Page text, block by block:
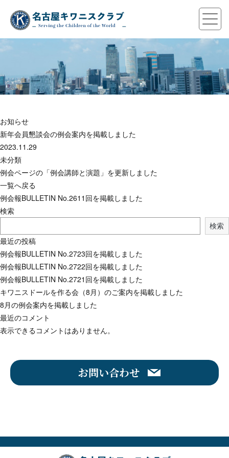
お知らせ
新年会員懇談会の例会案内を掲載しました
2023.11.29
未分類
例会ページの「例会講師と演題」を更新しました
一覧へ戻る
例会報BULLETIN No.2611回を掲載しました
検索
検索
最近の投稿
例会報BULLETIN No.2723回を掲載しました
例会報BULLETIN No.2722回を掲載しました
例会報BULLETIN No.2721回を掲載しました
キワニスドールを作る会（8月）のご案内を掲載しました
8月の例会案内を掲載しました
最近のコメント
表示できるコメントはありません。
お問い合わせ